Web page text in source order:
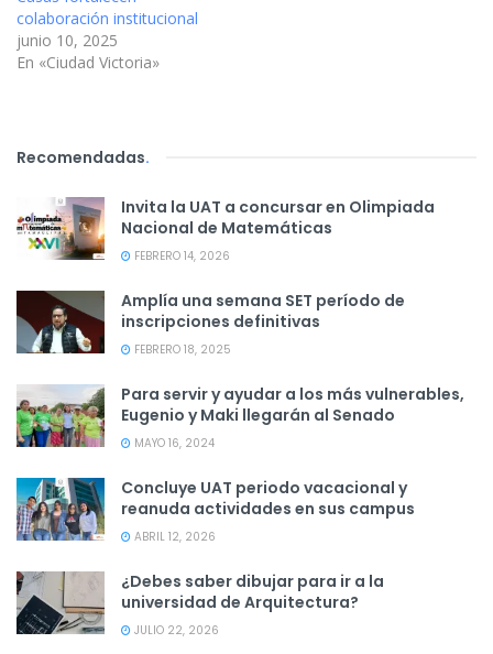
colaboración institucional
junio 10, 2025
En «Ciudad Victoria»
Recomendadas.
Invita la UAT a concursar en Olimpiada
Nacional de Matemáticas
FEBRERO 14, 2026
Amplía una semana SET período de
inscripciones definitivas
FEBRERO 18, 2025
Para servir y ayudar a los más vulnerables,
Eugenio y Maki llegarán al Senado
MAYO 16, 2024
Concluye UAT periodo vacacional y
reanuda actividades en sus campus
ABRIL 12, 2026
¿Debes saber dibujar para ir a la
universidad de Arquitectura?
JULIO 22, 2026